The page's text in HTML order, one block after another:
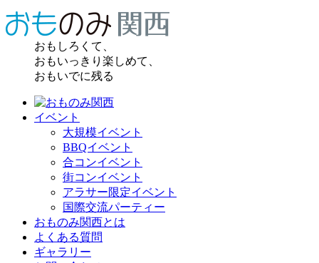
おもしろくて、
おもいっきり楽しめて、
おもいでに残る
イベント
大規模イベント
BBQイベント
合コンイベント
街コンイベント
アラサー限定イベント
国際交流パーティー
おものみ関西とは
よくある質問
ギャラリー